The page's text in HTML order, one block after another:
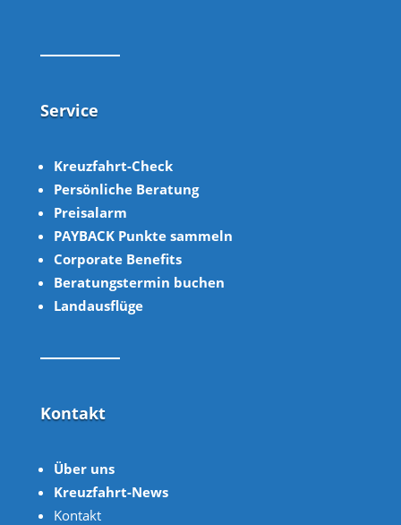
Service
Kreuzfahrt-Check
Persönliche Beratung
Preisalarm
PAYBACK Punkte sammeln
Corporate Benefits
Beratungstermin buchen
Landausflüge
Kontakt
Über uns
Kreuzfahrt-News
Kontakt